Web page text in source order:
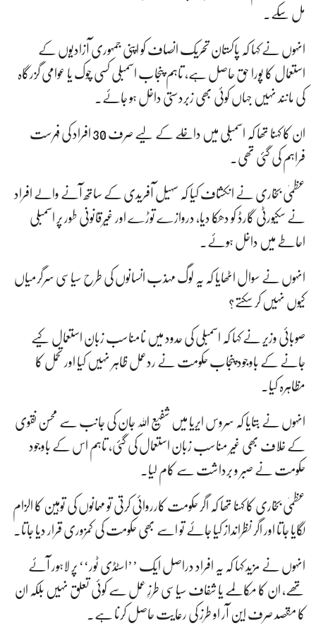
مل سکے۔
انہوں نے کہا کہ پاکستان تحریک انصاف کو اپنی جمہوری آزادیوں کے
استعمال کا پورا حق حاصل ہے، تاہم پنجاب اسمبلی کسی چوک یا عوامی گزرگاہ
کی مانند نہیں جہاں کوئی بھی زبردستی داخل ہو جائے۔
ان کا کہنا تھا کہ اسمبلی میں داخلے کے لیے صرف 30 افراد کی فہرست
فراہم کی گئی تھی۔
عظمیٰ بخاری نے انکشاف کیا کہ سہیل آفریدی کے ساتھ آنے والے افراد
نے سکیورٹی گارڈ کو دھکا دیا، دروازے توڑے اور غیرقانونی طور پر اسمبلی
احاطے میں داخل ہوئے۔
انہوں نے سوال اٹھایا کہ یہ لوگ مہذب انسانوں کی طرح سیاسی سرگرمیاں
کیوں نہیں کر سکتے؟
صوبائی وزیر نے کہا کہ اسمبلی کی حدود میں نامناسب زبان استعمال کیے
جانے کے باوجود پنجاب حکومت نے ردعمل ظاہر نہیں کیا اور تحمل کا
مظاہرہ کیا۔
انہوں نے بتایا کہ سروس ایریا میں شفیع اللہ جان کی جانب سے محسن نقوی
کے خلاف بھی غیر مناسب زبان استعمال کی گئی، تاہم اس کے باوجود
حکومت نے صبر و برداشت سے کام لیا۔
عظمیٰ بخاری کا کہنا تھا کہ اگر حکومت کارروائی کرتی تو مہمانوں کی توہین کا الزام
لگایا جاتا اور اگر نظرانداز کیا جائے تو اسے بھی حکومت کی کمزوری قرار دیا جاتا۔
انہوں نے مزید کہا کہ یہ افراد دراصل ایک ’’اسٹڈی ٹور‘‘ پر لاہور آئے
تھے، ان کا مکالمے یا شفاف سیاسی طرزِ عمل سے کوئی تعلق نہیں بلکہ ان
کا مقصد صرف این آر او طرز کی رعایت حاصل کرنا ہے۔